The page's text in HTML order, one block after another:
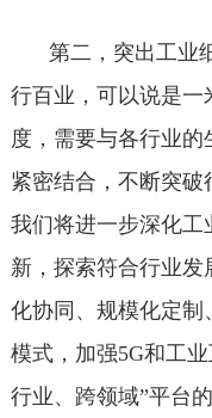
第二，突出工业
行百业，可以说是一
度，需要与各行业
紧密结合，不断突破
我们将进一步深化工
新，探索符合行业
化协同、规模化定
模式，加强5G和工
行业、跨领域”平台